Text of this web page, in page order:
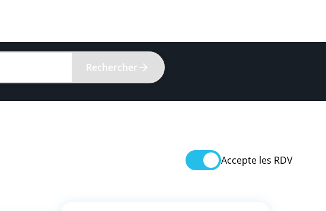
Rechercher
Accepte les RDV